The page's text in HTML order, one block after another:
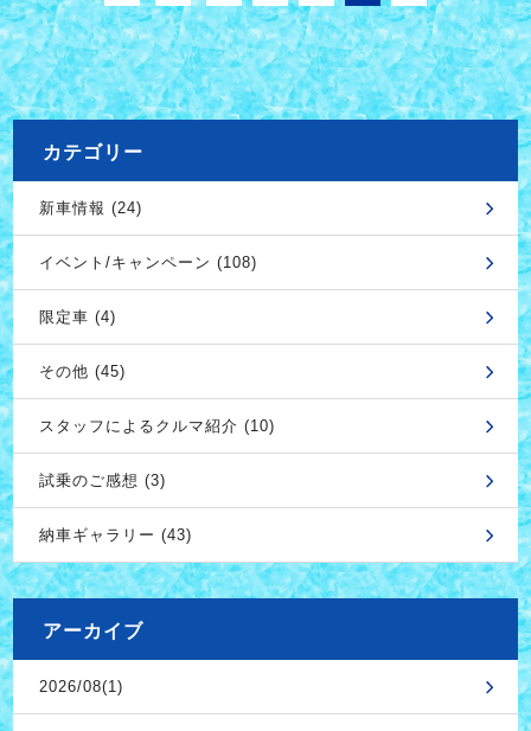
カテゴリー
新車情報 (24)
イベント/キャンペーン (108)
限定車 (4)
その他 (45)
スタッフによるクルマ紹介 (10)
試乗のご感想 (3)
納車ギャラリー (43)
アーカイブ
2026/08(1)